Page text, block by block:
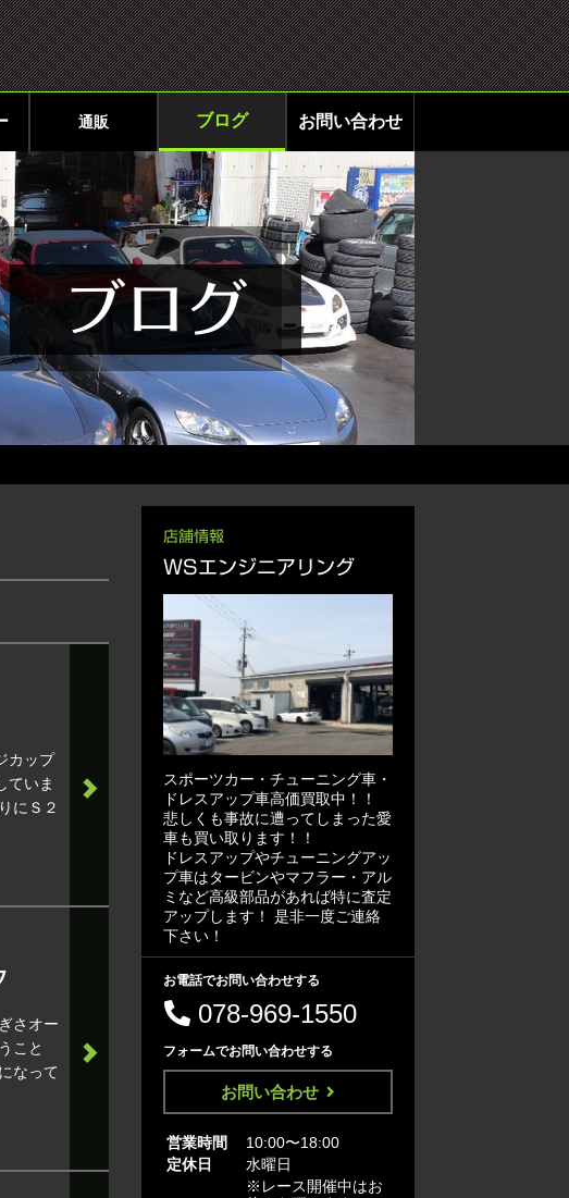
通販 ブログ お問い合わせ
ブログ
カップ
ていま
にＳ２
さオー
こと
なって
店舗情報
WSエンジニアリング
スポーツカー・チューニング車・
ドレスアップ車高価買取中！！
悲しくも事故に遭ってしまった愛
車も買い取ります！！
ドレスアップやチューニングアッ
プ車はタービンやマフラー・アル
ミなど高級部品があれば特に査定
アップします！ 是非一度ご連絡
下さい！
お電話でお問い合わせする
078-969-1550
フォームでお問い合わせする
お問い合わせ
営業時間
10:00〜18:00
定休日
水曜日
※レース開催中はお